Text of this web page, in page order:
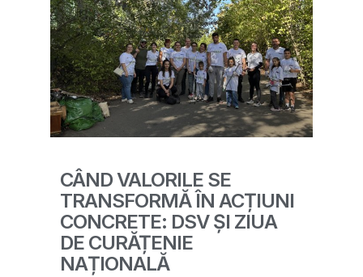
CÂND VALORILE SE
TRANSFORMĂ ÎN ACȚIUNI
CONCRETE: DSV ȘI ZIUA
DE CURĂȚENIE
NAȚIONALĂ